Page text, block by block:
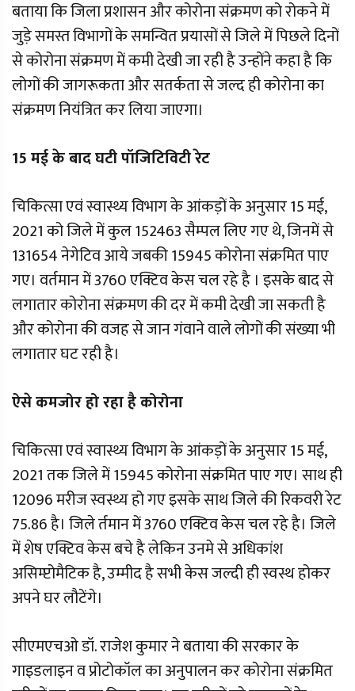
बताया कि जिला प्रशासन और कोरोना संक्रमण को रोकने में
जुड़े समस्त विभागों के समन्वित प्रयासों से जिले में पिछले दिनों
से कोरोना संक्रमण में कमी देखी जा रही है उन्होंने कहा है कि
लोगों की जागरूकता और सतर्कता से जल्द ही कोरोना का
संक्रमण नियंत्रित कर लिया जाएगा।
15 मई के बाद घटी पॉजिटिविटी रेट
चिकित्सा एवं स्वास्थ्य विभाग के आंकड़ों के अनुसार 15 मई,
2021 को जिले में कुल 152463 सैम्पल लिए गए थे, जिनमें से
131654 नेगेटिव आये जबकी 15945 कोरोना संक्रमित पाए
गए। वर्तमान में 3760 एक्टिव केस चल रहे है । इसके बाद से
लगातार कोरोना संक्रमण की दर में कमी देखी जा सकती है
और कोरोना की वजह से जान गंवाने वाले लोगों की संख्या भी
लगातार घट रही है।
ऐसे कमजोर हो रहा है कोरोना
चिकित्सा एवं स्वास्थ्य विभाग के आंकड़ों के अनुसार 15 मई,
2021 तक जिले में 15945 कोरोना संक्रमित पाए गए। साथ ही
12096 मरीज स्वस्थ्य हो गए इसके साथ जिले की रिकवरी रेट
75.86 है। जिले र्तमान में 3760 एक्टिव केस चल रहे है। जिले
में शेष एक्टिव केस बचे है लेकिन उनमे से अधिकांश
असिम्प्टोमैटिक है, उम्मीद है सभी केस जल्दी ही स्वस्थ होकर
अपने घर लौटेंगे।
सीएमएचओ डॉ. राजेश कुमार ने बताया की सरकार के
गाइडलाइन व प्रोटोकॉल का अनुपालन कर कोरोना संक्रमित